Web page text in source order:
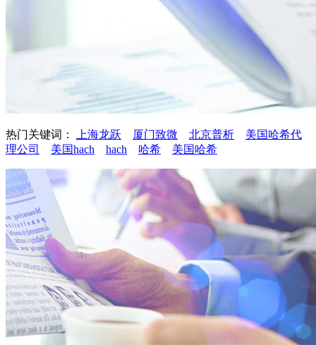
热门关键词： 上海龙跃 厦门致微 北京普析
美国哈希代
理公司
美国hach hach 哈希 美国哈希